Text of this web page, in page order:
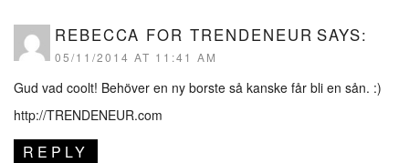
REBECCA FOR TRENDENEUR SAYS:
05/11/2014 AT 11:41 AM
Gud vad coolt! Behöver en ny borste så kanske får bli en sån. :)
http://TRENDENEUR.com
REPLY